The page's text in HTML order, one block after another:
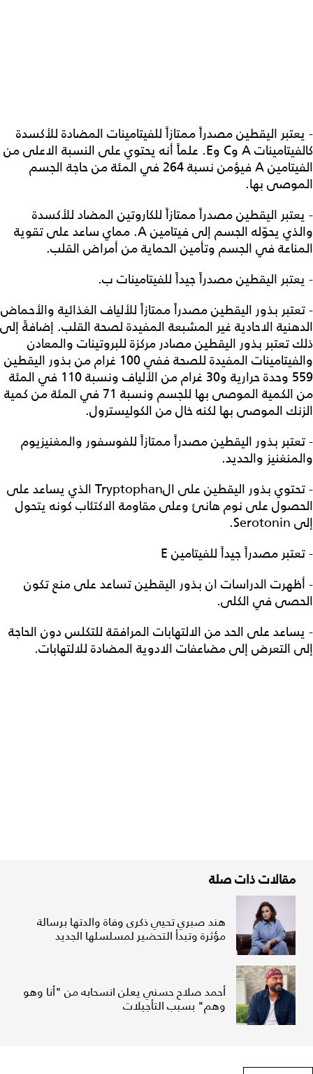
- يعتبر اليقطين مصدراً ممتازاً للفيتامينات المضادة للأكسدة
كالفيتامينات A وC وE. علماً أنه يحتوي على النسبة الاعلى من
الفيتامين A فيؤمن نسبة 264 في المئة من حاجة الجسم
الموصى بها.
- يعتبر اليقطين مصدراً ممتازاً للكاروتين المضاد للأكسدة
والذي يحوّله الجسم إلى فيتامين A. مماي ساعد على تقوية
المناعة في الجسم وتأمين الحماية من أمراض القلب.
- يعتبر اليقطين مصدراً جيداً للفيتامينات ب.
- تعتبر بذور اليقطين مصدراً ممتازاً للألياف الغذائية والأحماض
الدهنية الاحادية غير المشبعة المفيدة لصحة القلب. إضافةً إلى
ذلك تعتبر بذور اليقطين مصادر مركزة للبروتينات والمعادن
والفيتامينات المفيدة للصحة ففي 100 غرام من بذور اليقطين
559 وحدة حرارية و30 غرام من الألياف ونسبة 110 في المئة
من الكمية الموصى بها للجسم ونسبة 71 في المئة من كمية
الزنك الموصى بها لكنه خال من الكوليسترول.
- تعتبر بذور اليقطين مصدراً ممتازاً للفوسفور والمغنيزيوم
والمنغنيز والحديد.
- تحتوي بذور اليقطين على الTryptophan الذي يساعد على
الحصول على نوم هانئ وعلى مقاومة الاكتئاب كونه يتحول
إلى Serotonin.
- تعتبر مصدراً جيداً للفيتامين E
- أظهرت الدراسات ان بذور اليقطين تساعد على منع تكون
الحصى في الكلى.
- يساعد على الحد من الالتهابات المرافقة للتكلس دون الحاجة
إلى التعرض إلى مضاعفات الادوية المضادة للالتهابات.
مقالات ذات صلة
هند صبري تحيي ذكرى وفاة والدتها برسالة
مؤثرة وتبدأ التحضير لمسلسلها الجديد
أحمد صلاح حسني يعلن انسحابه من "أنا وهو
وهم" بسبب التأجيلات